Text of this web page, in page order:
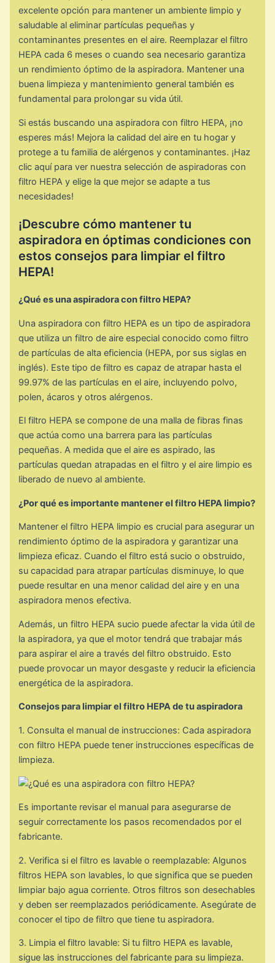
excelente opción para mantener un ambiente limpio y
saludable al eliminar partículas pequeñas y
contaminantes presentes en el aire. Reemplazar el filtro
HEPA cada 6 meses o cuando sea necesario garantiza
un rendimiento óptimo de la aspiradora. Mantener una
buena limpieza y mantenimiento general también es
fundamental para prolongar su vida útil.
Si estás buscando una aspiradora con filtro HEPA, ¡no
esperes más! Mejora la calidad del aire en tu hogar y
protege a tu familia de alérgenos y contaminantes. ¡Haz
clic aquí para ver nuestra selección de aspiradoras con
filtro HEPA y elige la que mejor se adapte a tus
necesidades!
¡Descubre cómo mantener tu
aspiradora en óptimas condiciones con
estos consejos para limpiar el filtro
HEPA!
¿Qué es una aspiradora con filtro HEPA?
Una aspiradora con filtro HEPA es un tipo de aspiradora
que utiliza un filtro de aire especial conocido como filtro
de partículas de alta eficiencia (HEPA, por sus siglas en
inglés). Este tipo de filtro es capaz de atrapar hasta el
99.97% de las partículas en el aire, incluyendo polvo,
polen, ácaros y otros alérgenos.
El filtro HEPA se compone de una malla de fibras finas
que actúa como una barrera para las partículas
pequeñas. A medida que el aire es aspirado, las
partículas quedan atrapadas en el filtro y el aire limpio es
liberado de nuevo al ambiente.
¿Por qué es importante mantener el filtro HEPA limpio?
Mantener el filtro HEPA limpio es crucial para asegurar un
rendimiento óptimo de la aspiradora y garantizar una
limpieza eficaz. Cuando el filtro está sucio o obstruido,
su capacidad para atrapar partículas disminuye, lo que
puede resultar en una menor calidad del aire y en una
aspiradora menos efectiva.
Además, un filtro HEPA sucio puede afectar la vida útil de
la aspiradora, ya que el motor tendrá que trabajar más
para aspirar el aire a través del filtro obstruido. Esto
puede provocar un mayor desgaste y reducir la eficiencia
energética de la aspiradora.
Consejos para limpiar el filtro HEPA de tu aspiradora
1. Consulta el manual de instrucciones: Cada aspiradora
con filtro HEPA puede tener instrucciones específicas de
limpieza.
Es importante revisar el manual para asegurarse de
seguir correctamente los pasos recomendados por el
fabricante.
2. Verifica si el filtro es lavable o reemplazable: Algunos
filtros HEPA son lavables, lo que significa que se pueden
limpiar bajo agua corriente. Otros filtros son desechables
y deben ser reemplazados periódicamente. Asegúrate de
conocer el tipo de filtro que tiene tu aspiradora.
3. Limpia el filtro lavable: Si tu filtro HEPA es lavable,
sigue las instrucciones del fabricante para su limpieza.